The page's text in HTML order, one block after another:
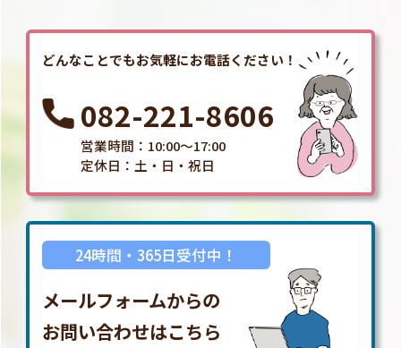
どんなことでもお気軽にお電話ください！
082-221-8606
営業時間：10:00～17:00
定休日：土・日・祝日
24時間・365日受付中！
メールフォームからの
お問い合わせはこちら